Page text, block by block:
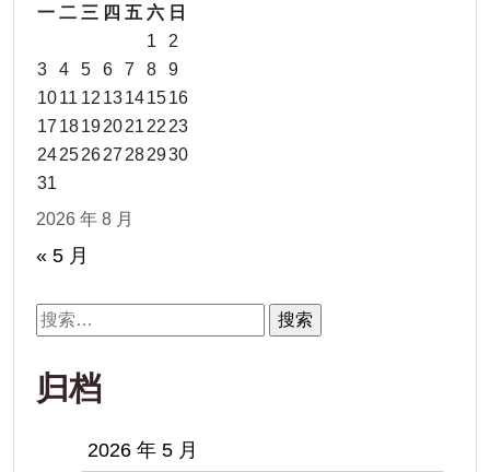
2026 年 8 月
一 二 三 四 五 六 日
1
2
3
4 5 6 7 8
9
1011 12 13141516
17 18192021 22 23
24252627 282930
31
« 5 月
搜
索：
归档
2026 年 5 月